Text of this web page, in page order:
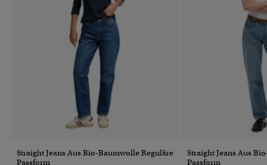
Straight Jeans Aus Bio-Baumwolle Reguläre
Passform
Straight Jeans Aus
Passform